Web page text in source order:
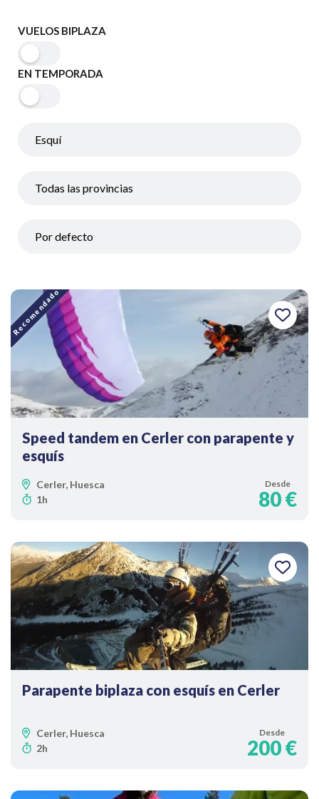
VUELOS BIPLAZA
EN TEMPORADA
Recomendado
Speed tandem en Cerler con parapente y
esquís
Cerler, Huesca
1h
Desde
80 €
Parapente biplaza con esquís en Cerler
Cerler, Huesca
2h
Desde
200 €